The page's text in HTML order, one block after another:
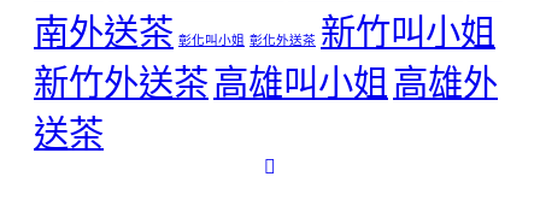
南外送茶 彰化叫小姐 彰化外送茶 新竹叫小姐
新竹外送茶高雄叫小姐 高雄外
送茶